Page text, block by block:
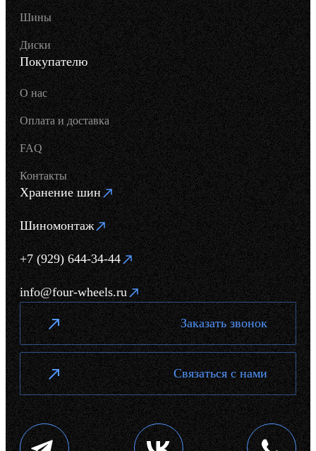
Шины
Диски
Покупателю
О нас
Оплата и доставка
FAQ
Контакты
Хранение шин
Шиномонтаж
+7 (929) 644-34-44
info@four-wheels.ru
Заказать звонок
Связаться с нами